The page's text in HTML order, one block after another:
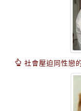
社會壓迫同性戀